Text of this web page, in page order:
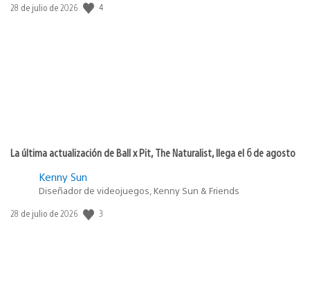
Fecha
28 de julio de 2026 4
La última actualización de Ball x Pit, The Naturalist, llega el 6 de agosto
Kenny Sun
Diseñador de videojuegos, Kenny Sun & Friends
Fecha
28 de julio de 2026 3